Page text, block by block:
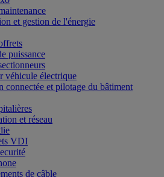
et gestion de l'énergie
puissance
véhicule électrique
connectée et pilotage du bâtiment
et réseau
VDI
de câble